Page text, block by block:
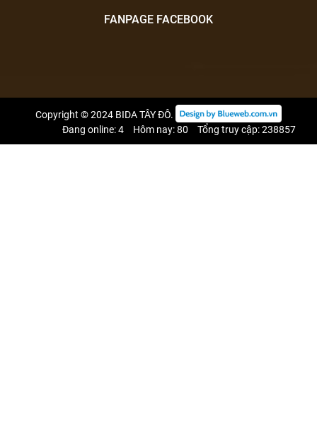
FANPAGE FACEBOOK
Copyright © 2024 BIDA TÂY ĐÔ.
Đang online: 4
Hôm nay: 80 Tổng truy cập: 238857